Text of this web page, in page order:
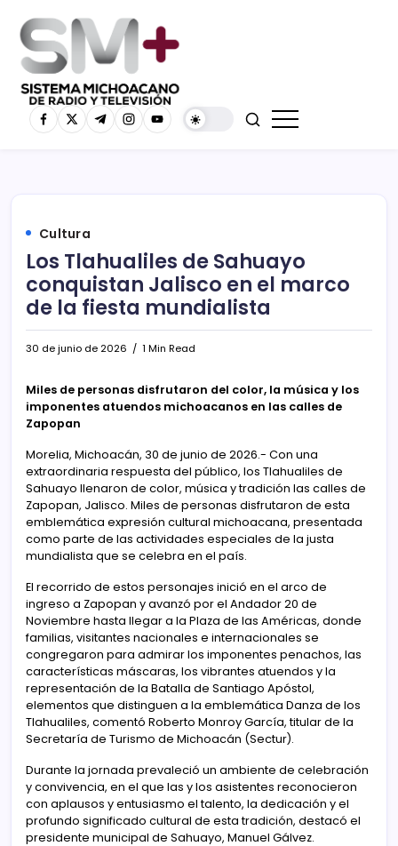
Cultura
Los Tlahualiles de Sahuayo
conquistan Jalisco en el marco
de la fiesta mundialista
30 de junio de 2026 1 Min Read
Miles de personas disfrutaron del color, la música y los
imponentes atuendos michoacanos en las calles de
Zapopan
Morelia, Michoacán, 30 de junio de 2026.- Con una
extraordinaria respuesta del público, los Tlahualiles de
Sahuayo llenaron de color, música y tradición las calles de
Zapopan, Jalisco. Miles de personas disfrutaron de esta
emblemática expresión cultural michoacana, presentada
como parte de las actividades especiales de la justa
mundialista que se celebra en el país.
El recorrido de estos personajes inició en el arco de
ingreso a Zapopan y avanzó por el Andador 20 de
Noviembre hasta llegar a la Plaza de las Américas, donde
familias, visitantes nacionales e internacionales se
congregaron para admirar los imponentes penachos, las
características máscaras, los vibrantes atuendos y la
representación de la Batalla de Santiago Apóstol,
elementos que distinguen a la emblemática Danza de los
Tlahualiles, comentó Roberto Monroy García, titular de la
Secretaría de Turismo de Michoacán (Sectur).
Durante la jornada prevaleció un ambiente de celebración
y convivencia, en el que las y los asistentes reconocieron
con aplausos y entusiasmo el talento, la dedicación y el
profundo significado cultural de esta tradición, destacó el
presidente municipal de Sahuayo, Manuel Gálvez.